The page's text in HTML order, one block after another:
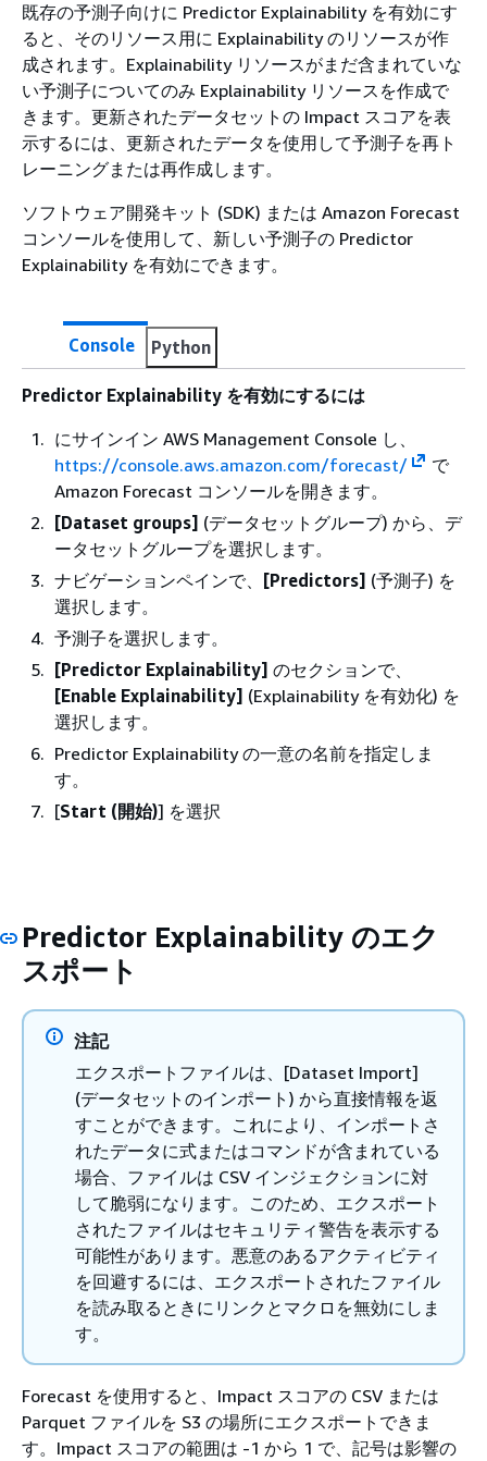
既存の予測子向けに Predictor Explainability を有効にす
ると、そのリソース用に Explainability のリソースが作
成されます。Explainability リソースがまだ含まれていな
い予測子についてのみ Explainability リソースを作成で
きます。更新されたデータセットの Impact スコアを表
示するには、更新されたデータを使用して予測子を再ト
レーニングまたは再作成します。
ソフトウェア開発キット (SDK) または Amazon Forecast
コンソールを使用して、新しい予測子の Predictor
Explainability を有効にできます。
Console Python
Predictor Explainability を有効にするには
にサインイン AWS Management Console し、
https://console.aws.amazon.com/forecast/
で
Amazon Forecast コンソールを開きます。
[Dataset groups] (データセットグループ) から、デ
ータセットグループを選択します。
ナビゲーションペインで、
[Predictors] (予測子) を
選択します。
予測子を選択します。
[Predictor Explainability] のセクションで、
[Enable Explainability] (Explainability を有効化) を
選択します。
Predictor Explainability の一意の名前を指定しま
す。
[Start (開始)] を選択
Predictor Explainability のエク
スポート
注記
エクスポートファイルは、[Dataset Import]
(データセットのインポート) から直接情報を返
すことができます。これにより、インポートさ
れたデータに式またはコマンドが含まれている
場合、ファイルは CSV インジェクションに対
して脆弱になります。このため、エクスポート
されたファイルはセキュリティ警告を表示する
可能性があります。悪意のあるアクティビティ
を回避するには、エクスポートされたファイル
を読み取るときにリンクとマクロを無効にしま
す。
Forecast を使用すると、Impact スコアの CSV または
Parquet ファイルを S3 の場所にエクスポートできま
す。Impact スコアの範囲は -1 から 1 で、記号は影響の